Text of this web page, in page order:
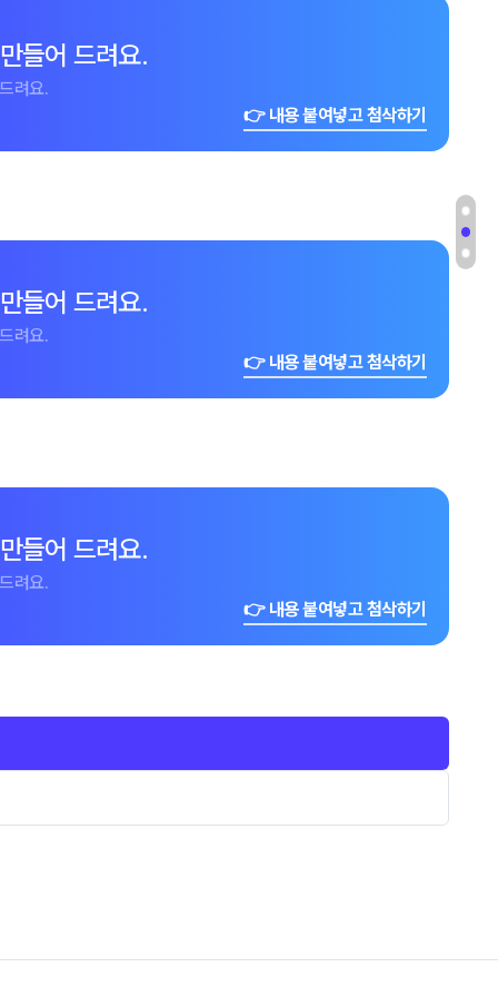
들어 드려요.
려요.
👉 내용 붙여넣고 첨삭하기
들어 드려요.
려요.
👉 내용 붙여넣고 첨삭하기
들어 드려요.
려요.
👉 내용 붙여넣고 첨삭하기